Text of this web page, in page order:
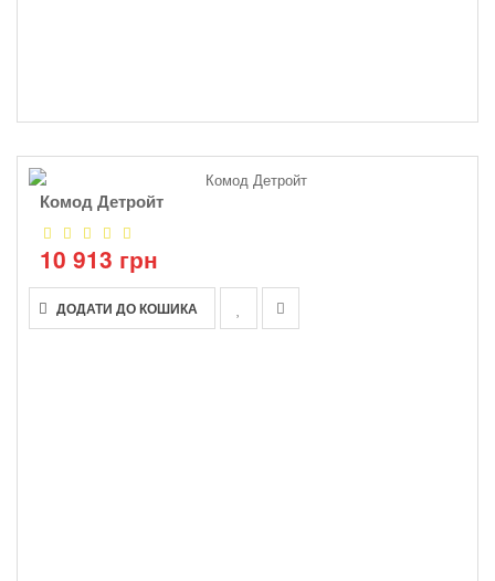
Комод Детройт
10 913 грн
ДОДАТИ ДО КОШИКА